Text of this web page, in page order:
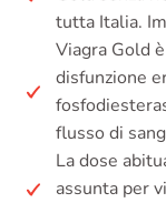
tutta Italia.
Viagra Gold
disfunzione
flusso di
La dose
assunta per